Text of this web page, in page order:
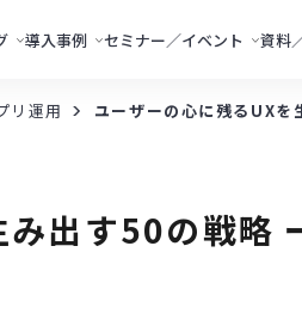
導入事例 セミナー／イベント 資料
リ運用 ユーザーの心に残るUX
み出す50の戦略